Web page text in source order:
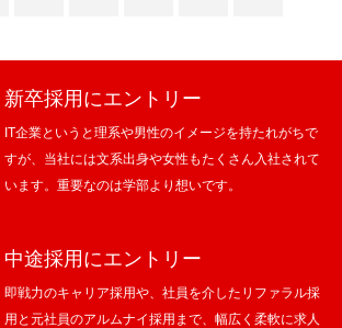
新卒採用にエントリー
IT企業というと理系や男性のイメージを持たれがちで
すが、当社には文系出身や女性もたくさん入社されて
います。重要なのは学部より想いです。
中途採用にエントリー
即戦力のキャリア採用や、社員を介したリファラル採
用と元社員のアルムナイ採用まで、幅広く柔軟に求人